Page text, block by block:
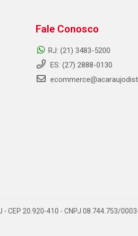
Fale Conosco
RJ: (21) 3483-5200
ES: (27) 2888-0130
CEP 20.920-410 - CNPJ 08.744.753/